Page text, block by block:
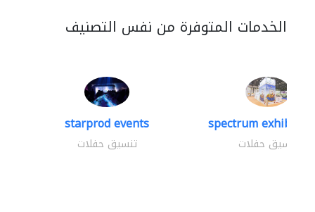
الخدمات المتوفرة من نفس التصنيف
starprod events
تنسيق حفلات
spectrum
تنسيق حفلات